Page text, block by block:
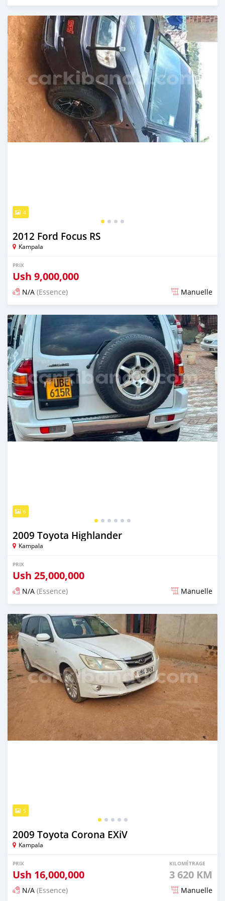
Publié il y a 2 jours
4
2012 Ford Focus RS
Kampala
PRIX
Ush 9,000,000
N/A (Essence) Manuelle
Publié il y a 2 jours
6
2009 Toyota Highlander
Kampala
PRIX
Ush 25,000,000
N/A (Essence) Manuelle
Publié il y a 2 jours
5
2009 Toyota Corona EXiV
Kampala
PRIX
Ush 16,000,000
KILOMÉTRAGE
3 620 KM
N/A (Essence) Manuelle